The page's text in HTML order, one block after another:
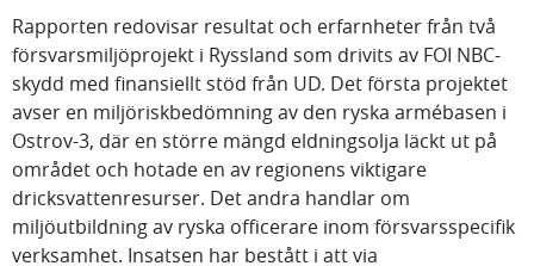
Rapporten redovisar resultat och erfarnheter från två
försvarsmiljöprojekt i Ryssland som drivits av FOI NBC-
skydd med finansiellt stöd från UD. Det första projektet
avser en miljöriskbedömning av den ryska armébasen i
Ostrov-3, där en större mängd eldningsolja läckt ut på
området och hotade en av regionens viktigare
dricksvattenresurser. Det andra handlar om
miljöutbildning av ryska officerare inom försvarsspecifik
verksamhet. Insatsen har bestått i att via